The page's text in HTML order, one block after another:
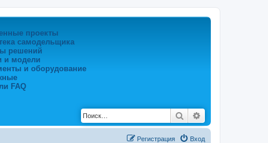
проекты
самодельщика
решений
и модели
и оборудование
FAQ
Поиск
Вход
Регистрация